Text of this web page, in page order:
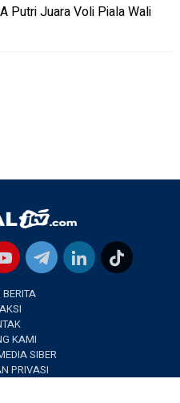
Putri Juara Voli Piala Wali
KAMI
SIBER
PRIVASI